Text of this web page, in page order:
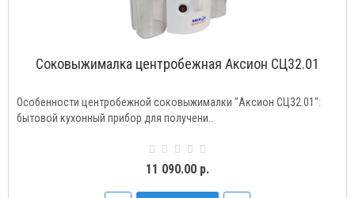
Соковыжималка центробежная Аксион СЦ32.01
Особенности центробежной соковыжималки "Аксион СЦ32.01":
бытовой кухонный прибор для получени..
11 090.00 р.